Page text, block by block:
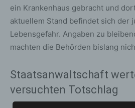
ein Krankenhaus gebracht und
aktuellem Stand befindet sich der
Lebensgefahr. Angaben zu
machten die Behörden bislang
Staatsanwaltschaft
versuchten Totschlag